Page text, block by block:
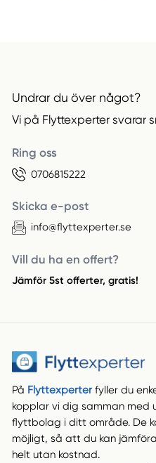
Undrar du över något?
Vi på Flyttexperter svarar
Ring oss
0706815222
Skicka e-post
info@flyttexperter.se
Vill du ha en offert?
Jämför 5st offerter, gratis!
På Flyttexperterfyller du
kopplar vi dig samman med
flyttbolag i ditt område. De
möjligt, så att du kan
helt utan kostnad.